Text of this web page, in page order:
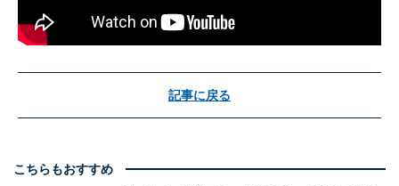
記事に戻る
こちらもおすすめ